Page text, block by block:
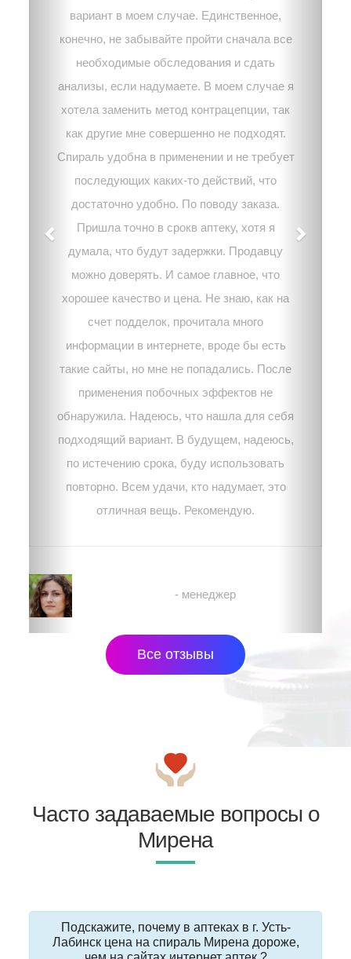
вариант в моем случае. Единственное,
конечно, не забывайте пройти сначала все
необходимые обследования и сдать
анализы, если надумаете. В моем случае я
хотела заменить метод контрацепции, так
как другие мне совершенно не подходят.
Спираль удобна в применении и не требует
последующих каких-то действий, что
достаточно удобно. По поводу заказа.
Пришла точно в срокв аптеку, хотя я
думала, что будут задержки. Продавцу
можно доверять. И самое главное, что
хорошее качество и цена. Не знаю, как на
счет подделок, прочитала много
информации в интернете, вроде бы есть
такие сайты, но мне не попадались. После
применения побочных эффектов не
обнаружила. Надеюсь, что нашла для себя
подходящий вариант. В будущем, надеюсь,
по истечению срока, буду использовать
повторно. Всем удачи, кто надумает, это
отличная вещь. Рекомендую.
- менеджер
Все отзывы
Часто задаваемые вопросы о
Мирена
Подскажите, почему в аптеках в г. Усть-
Лабинск цена на спираль Мирена дороже,